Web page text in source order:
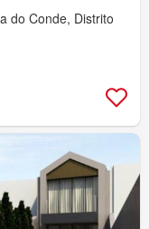
do Conde, Distrito